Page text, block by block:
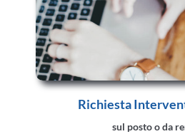
Richiesta
sul posto o da